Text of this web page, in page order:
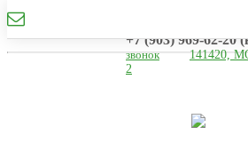
mail@gardentools.ru
+7 (903) 969-62-20
звонок
141420,
2